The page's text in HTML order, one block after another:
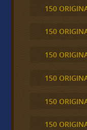
150
150
150
150
150
150